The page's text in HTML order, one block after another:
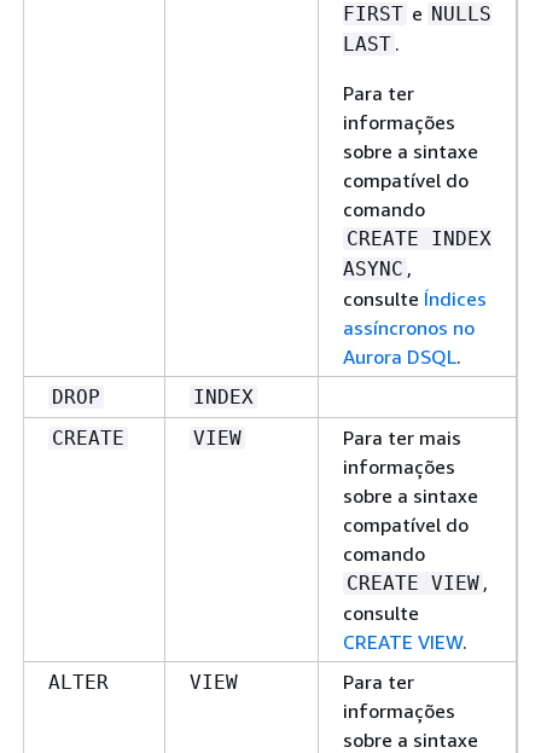
FIRST e NULLS
LAST .
Para ter
informações
sobre a sintaxe
compatível do
comando
CREATE INDEX
ASYNC ,
consulte Índices
assíncronos no
Aurora DSQL.
DROP
INDEX
CREATE
VIEW
Para ter mais
informações
sobre a sintaxe
compatível do
comando
CREATE VIEW ,
consulte
CREATE VIEW.
ALTER VIEW
Para ter
informações
sobre a sintaxe